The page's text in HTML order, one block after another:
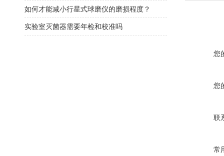
您
您
联
常
如何才能减小行星式球磨仪的磨损程度？
实验室灭菌器需要年检和校准吗